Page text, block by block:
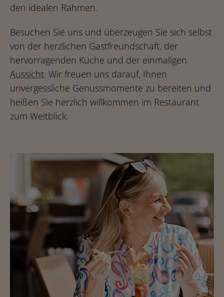
den idealen Rahmen.
Besuchen Sie uns und überzeugen Sie sich selbst
von der herzlichen Gastfreundschaft, der
hervorragenden Küche und der einmaligen
Aussicht. Wir freuen uns darauf, Ihnen
unvergessliche Genussmomente zu bereiten und
heißen Sie herzlich willkommen im Restaurant
zum Weitblick.